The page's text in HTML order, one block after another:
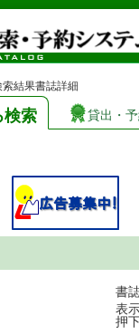
索結果書誌詳細
検索 貸出・
書
表
押